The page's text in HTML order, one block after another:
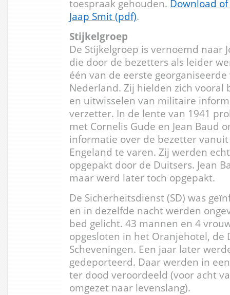
toespraak gehouden. Download
Jaap Smit (pdf).
Stijkelgroep
De Stijkelgroep is vernoemd naar
die door de bezetters als leider
één van de eerste
Nederland. Zij hielden zich vooral
en uitwisselen van militaire
verzetter. In de lente van 1941
met Cornelis Gude en Jean Baud
informatie over de bezetter
Engeland te varen. Zij werden
opgepakt door de Duitsers. Jean
maar werd later toch opgepakt.
De Sicherheitsdienst (SD) was
en in dezelfde nacht werden
bed gelicht. 43 mannen en 4
opgesloten in het Oranjehotel, de
Scheveningen. Een jaar later
gedeporteerd. Daar werden in
ter dood veroordeeld (voor acht
omgezet naar levenslang).